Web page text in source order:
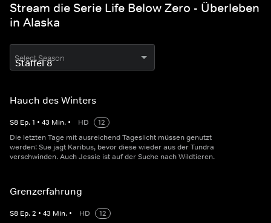
Stream die Serie Life Below Zero - Überleben
in Alaska
Select Season
Hauch des Winters
S8 Ep.1 • 43 Min. • HD
12
Die letzten Tage mit ausreichend Tageslicht müssen genutzt
werden: Sue jagt Karibus, bevor diese wieder aus der Tundra
verschwinden. Auch Jessie ist auf der Suche nach Wildtieren.
Grenzerfahrung
S8 Ep.2 • 43 Min. • HD
12